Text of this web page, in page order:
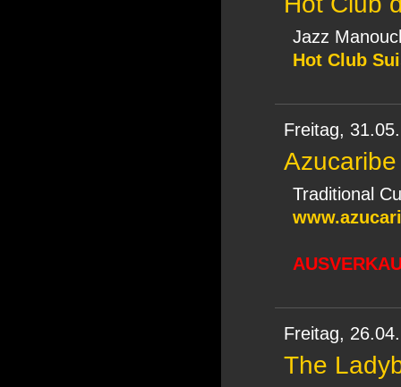
Jazz
Hot Club
Freitag,
Azucaribe
Traditional
Freitag,
The